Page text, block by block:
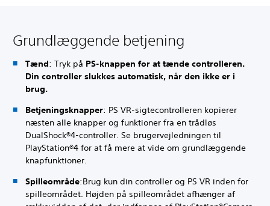
Grundlæggende betjening
Tænd: Tryk på PS-knappen for at tænde controlleren.
Din controller slukkes automatisk, når den ikke er i
brug.
Betjeningsknapper: PS VR-sigtecontrolleren kopierer
næsten alle knapper og funktioner fra en trådløs
DualShock®4-controller. Se brugervejledningen til
PlayStation®4 for at få mere at vide om grundlæggende
knapfunktioner.
Spilleområde:Brug kun din controller og PS VR inden for
spilleområdet. Højden på spilleområdet afhænger af